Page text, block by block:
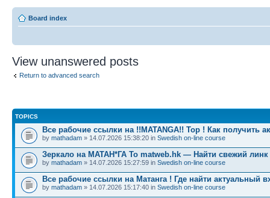
Board index
View unanswered posts
Return to advanced search
TOPICS
Все рабочие ссылки на !!MATANGA!! Тор ! Как получить
by mathadam » 14.07.2026 15:38:20 in Swedish on-line course
Зеркало на МАТАН*ГА To matweb.hk — Найти свежий линк
by mathadam » 14.07.2026 15:27:59 in Swedish on-line course
Все рабочие ссылки на Матанга ! Где найти актуальный
by mathadam » 14.07.2026 15:17:40 in Swedish on-line course